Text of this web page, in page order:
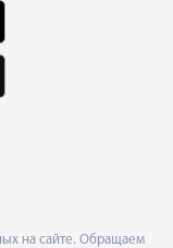
на сайте. Обращаем